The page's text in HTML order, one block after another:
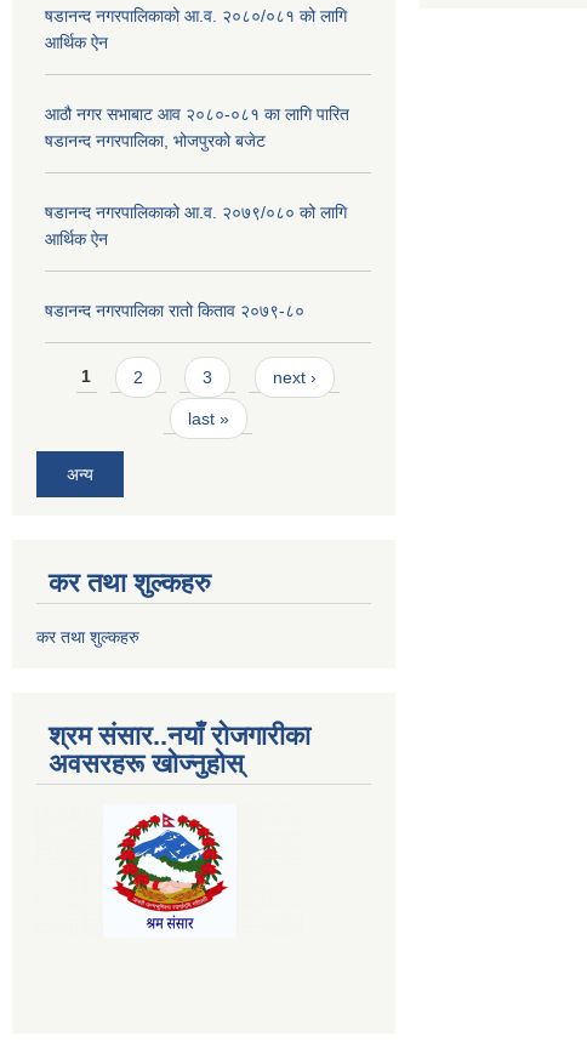
षडानन्द नगरपालिकाको आ.व. २०८०/०८१ को लागि
आर्थिक ऐन
आठौ नगर सभाबाट आव २०८०-०८१ का लागि पारित
षडानन्द नगरपालिका, भोजपुरको बजेट
षडानन्द नगरपालिकाको आ.व. २०७९/०८० को लागि
आर्थिक ऐन
षडानन्द नगरपालिका रातो किताव २०७९-८०
Pages
1 2 3 next ›
last »
अन्य
कर तथा शुल्कहरु
कर तथा शुल्कहरु
श्रम संसार..नयाँ रोजगारीका
अवसरहरू खोज्नुहोस्